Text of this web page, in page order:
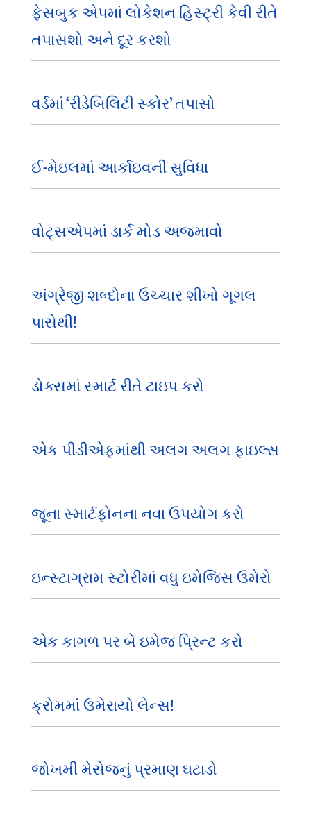
ફેસબુક એપમાં લોકેશન હિસ્ટ્રી કેવી રીતે
તપાસશો અને દૂર કરશો
વર્ડમાં ‘રીડેબિલિટી સ્કોર’ તપાસો
ઈ-મેઇલમાં આર્કાઇવની સુવિધા
વોટ્સએપમાં ડાર્ક મોડ અજમાવો
અંગ્રેજી શબ્દોના ઉચ્ચાર શીખો ગૂગલ
પાસેથી!
ડોક્સમાં સ્માર્ટ રીતે ટાઇપ કરો
એક પીડીએફમાંથી અલગ અલગ ફાઇલ્સ
જૂના સ્માર્ટફોનના નવા ઉપયોગ કરો
ઇન્સ્ટાગ્રામ સ્ટોરીમાં વધુ ઇમેજિસ ઉમેરો
એક કાગળ પર બે ઇમેજ પ્રિન્ટ કરો
ક્રોમમાં ઉમેરાયો લેન્સ!
જોખમી મેસેજનું પ્રમાણ ઘટાડો